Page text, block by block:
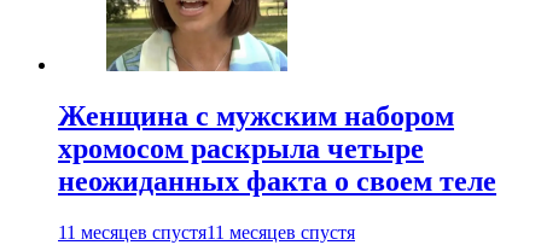
Женщина с мужским набором
хромосом раскрыла четыре
неожиданных факта о своем теле
11 месяцев спустя11 месяцев спустя